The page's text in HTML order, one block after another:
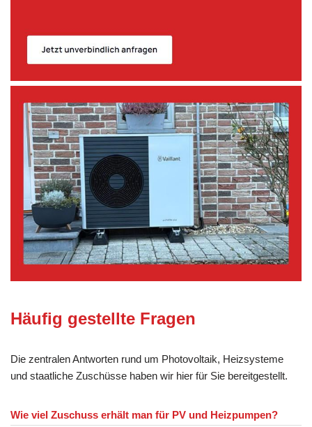
Häufig gestellte Fragen
Die zentralen Antworten rund um Photovoltaik, Heizsysteme
und staatliche Zuschüsse haben wir hier für Sie bereitgestellt.
Wie viel Zuschuss erhält man für PV und Heizpumpen?